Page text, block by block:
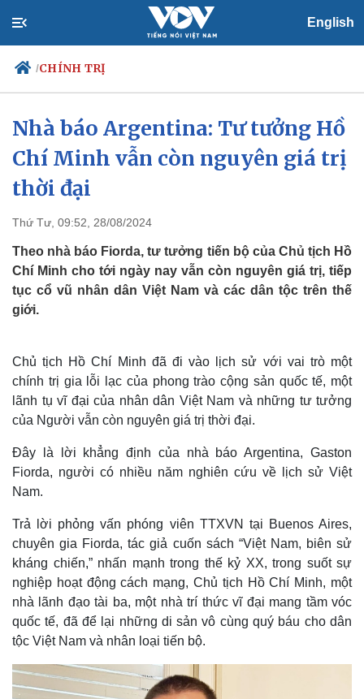
English
/CHÍNH TRỊ
Chính trị
Tổ chức nhân sự
Nhận diện sự thật
Xã hội
Tin 24h
Việc làm
Biển đảo
Thế giới
Quan sát
Cuộc sống đó đây
Multimedia
Video
Ảnh
Nhà báo Argentina: Tư tưởng Hồ
Chí Minh vẫn còn nguyên giá trị
thời đại
Thứ Tư, 09:52, 28/08/2024
Theo nhà báo Fiorda, tư tưởng tiến bộ của Chủ tịch Hồ
Chí Minh cho tới ngày nay vẫn còn nguyên giá trị, tiếp
tục cổ vũ nhân dân Việt Nam và các dân tộc trên thế
giới.
Chủ tịch Hồ Chí Minh đã đi vào lịch sử với vai trò một
chính trị gia lỗi lạc của phong trào cộng sản quốc tế, một
lãnh tụ vĩ đại của nhân dân Việt Nam và những tư tưởng
của Người vẫn còn nguyên giá trị thời đại.
Đây là lời khẳng định của nhà báo Argentina, Gaston
Fiorda, người có nhiều năm nghiên cứu về lịch sử Việt
Nam.
Trả lời phỏng vấn phóng viên TTXVN tại Buenos Aires,
chuyên gia Fiorda, tác giả cuốn sách “Việt Nam, biên sử
kháng chiến,” nhấn mạnh trong thế kỷ XX, trong suốt sự
nghiệp hoạt động cách mạng, Chủ tịch Hồ Chí Minh, một
nhà lãnh đạo tài ba, một nhà trí thức vĩ đại mang tầm vóc
quốc tế, đã để lại những di sản vô cùng quý báu cho dân
tộc Việt Nam và nhân loại tiến bộ.